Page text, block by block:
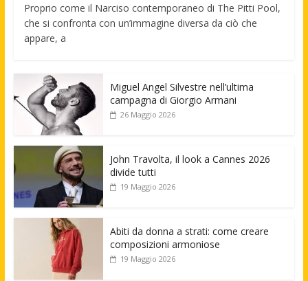
Proprio come il Narciso contemporaneo di The Pitti Pool,
che si confronta con un’immagine diversa da ciò che
appare, a
Miguel Angel Silvestre nell’ultima
campagna di Giorgio Armani
26 Maggio 2026
John Travolta, il look a Cannes 2026
divide tutti
19 Maggio 2026
Abiti da donna a strati: come creare
composizioni armoniose
19 Maggio 2026